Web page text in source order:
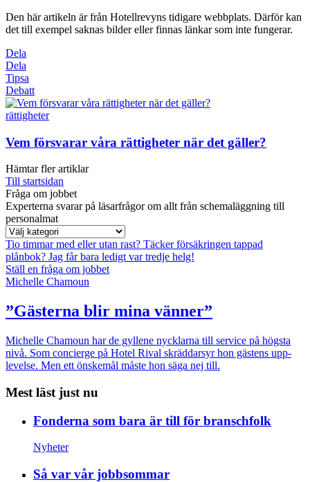
Den här artikeln är från Hotellrevyns tidigare webbplats. Därför kan
det till exempel saknas bilder eller finnas länkar som inte fungerar.
Dela
Dela
Tipsa
Debatt
rättigheter
Vem försvarar våra rättigheter när det gäller?
Hämtar fler artiklar
Till startsidan
Fråga om jobbet
Experterna svarar på läsarfrågor om allt från schemaläggning till
personalmat
Tio timmar med eller utan rast? Täcker försäkringen tappad
plånbok? Jag får bara ledigt var tredje helg!
Ställ en fråga om jobbet
Michelle Chamoun
”Gästerna blir mina vänner”
Michelle Chamoun har de gyllene nycklarna till service på högsta
nivå. Som concierge på Hotel Rival skräddarsyr hon gästens upp­
levelse. Men ett önskemål måste hon säga nej till.
Mest läst just nu
Fonderna som bara är till för branschfolk
Nyheter
Så var vår jobbsommar